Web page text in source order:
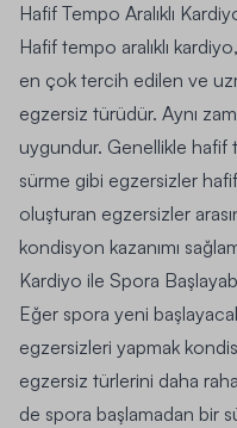
Hafif Tempo Aralıklı
Hafif tempo aralıklı
en çok tercih edilen ve
egzersiz türüdür. Aynı
uygundur. Genellikle hafif
sürme gibi egzersizler
oluşturan egzersizler
kondisyon kazanımı
Kardiyo ile Spora
Eğer spora yeni
egzersizleri yapmak
egzersiz türlerini daha
de spora başlamadan bir